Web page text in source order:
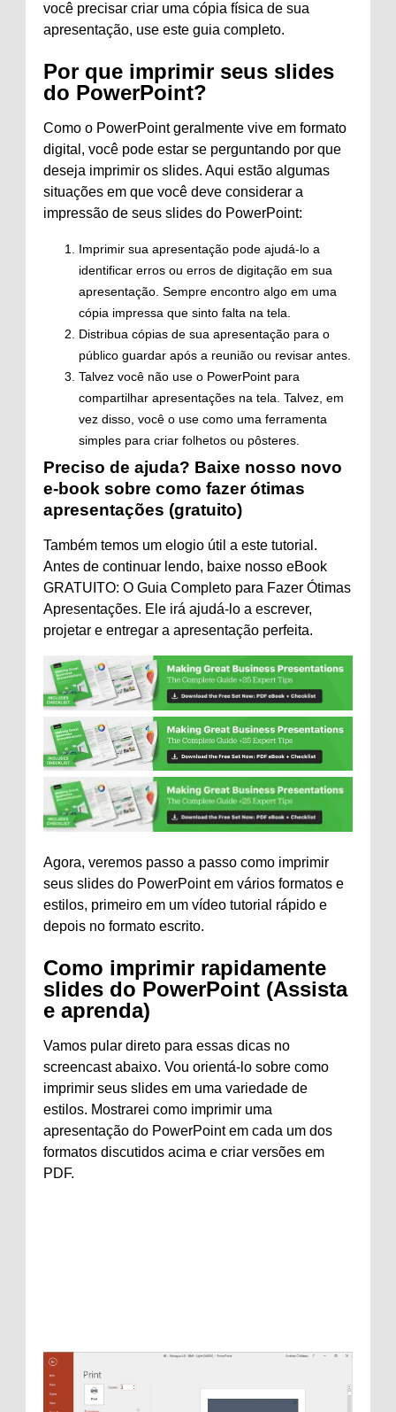
você precisar criar uma cópia física de sua
apresentação, use este guia completo.
Por que imprimir seus slides
do PowerPoint?
Como o PowerPoint geralmente vive em formato
digital, você pode estar se perguntando por que
deseja imprimir os slides. Aqui estão algumas
situações em que você deve considerar a
impressão de seus slides do PowerPoint:
Imprimir sua apresentação pode ajudá-lo a
identificar erros ou erros de digitação em sua
apresentação. Sempre encontro algo em uma
cópia impressa que sinto falta na tela.
Distribua cópias de sua apresentação para o
público guardar após a reunião ou revisar antes.
Talvez você não use o PowerPoint para
compartilhar apresentações na tela. Talvez, em
vez disso, você o use como uma ferramenta
simples para criar folhetos ou pôsteres.
Preciso de ajuda? Baixe nosso novo
e-book sobre como fazer ótimas
apresentações (gratuito)
Também temos um elogio útil a este tutorial.
Antes de continuar lendo, baixe nosso eBook
GRATUITO: O Guia Completo para Fazer Ótimas
Apresentações. Ele irá ajudá-lo a escrever,
projetar e entregar a apresentação perfeita.
Agora, veremos passo a passo como imprimir
seus slides do PowerPoint em vários formatos e
estilos, primeiro em um vídeo tutorial rápido e
depois no formato escrito.
Como imprimir rapidamente
slides do PowerPoint (Assista
e aprenda)
Vamos pular direto para essas dicas no
screencast abaixo. Vou orientá-lo sobre como
imprimir seus slides em uma variedade de
estilos. Mostrarei como imprimir uma
apresentação do PowerPoint em cada um dos
formatos discutidos acima e criar versões em
PDF.